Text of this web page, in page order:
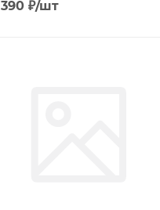
390₽/шт